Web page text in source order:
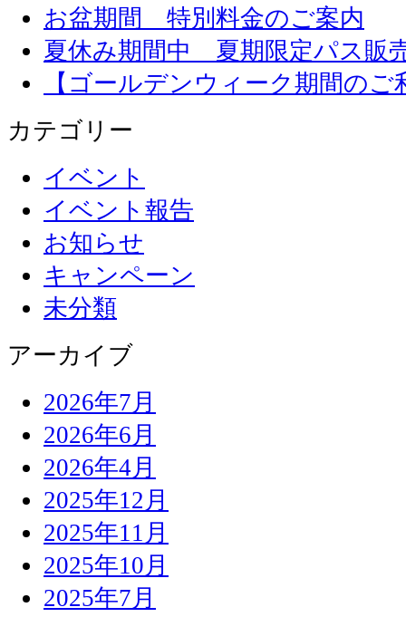
お盆期間 特別料金のご案内
夏休み期間中 夏期限定パス販
【ゴールデンウィーク期間の
カテゴリー
イベント
イベント報告
お知らせ
キャンペーン
未分類
アーカイブ
2026年7月
2026年6月
2026年4月
2025年12月
2025年11月
2025年10月
2025年7月